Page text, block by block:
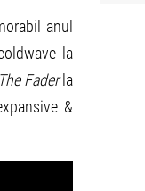
anul
la
The Faderla
&